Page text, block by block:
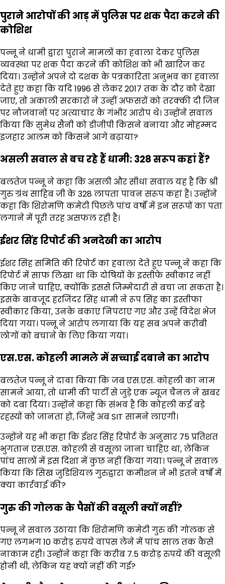
पुराने आरोपों की आड़ में पुलिस पर शक पैदा करने की
कोशिश
पन्नू ने धामी द्वारा पुराने मामलों का हवाला देकर पुलिस
व्यवस्था पर शक पैदा करने की कोशिश को भी खारिज कर
दिया। उन्होंने अपने दो दशक के पत्रकारिता अनुभव का हवाला
देते हुए कहा कि यदि 1996 से लेकर 2017 तक के दौर को देखा
जाए, तो अकाली सरकारों ने उन्हीं अफसरों को तरक्की दी जिन
पर नौजवानों पर अत्याचार के गंभीर आरोप थे। उन्होंने सवाल
किया कि सुमेध सैनी को डीजीपी किसने बनाया और मोहम्मद
इजहार आलम को किसने आगे बढ़ाया?
असली सवाल से बच रहे हैं धामी: 328 सरूप कहां हैं?
बलतेज पन्नू ने कहा कि असली और सीधा सवाल यह है कि श्री
गुरु ग्रंथ साहिब जी के 328 लापता पावन सरूप कहां हैं। उन्होंने
कहा कि शिरोमणि कमेटी पिछले पांच वर्षों में इन सरूपों का पता
लगाने में पूरी तरह असफल रही है।
ईशर सिंह रिपोर्ट की अनदेखी का आरोप
ईशर सिंह समिति की रिपोर्ट का हवाला देते हुए पन्नू ने कहा कि
रिपोर्ट में साफ लिखा था कि दोषियों के इस्तीफे स्वीकार नहीं
किए जाने चाहिए, क्योंकि इससे जिम्मेदारी से बचा जा सकता है।
इसके बावजूद हरजिंदर सिंह धामी ने रूप सिंह का इस्तीफा
स्वीकार किया, उनके बकाए निपटाए गए और उन्हें विदेश भेज
दिया गया। पन्नू ने आरोप लगाया कि यह सब अपने करीबी
लोगों को बचाने के लिए किया गया।
एस.एस. कोहली मामले में सच्चाई दबाने का आरोप
बलतेज पन्नू ने दावा किया कि जब एस.एस. कोहली का नाम
सामने आया, तो धामी की पार्टी से जुड़े एक न्यूज चैनल ने खबर
को दबा दिया। उन्होंने कहा कि संभव है कि कोहली कई बड़े
रहस्यों को जानता हो, जिन्हें अब SIT सामने लाएगी।
उन्होंने यह भी कहा कि ईशर सिंह रिपोर्ट के अनुसार 75 प्रतिशत
भुगतान एस.एस. कोहली से वसूला जाना चाहिए था, लेकिन
पांच सालों में इस दिशा में कुछ नहीं किया गया। पन्नू ने सवाल
किया कि सिख जुडिशियल गुरुद्वारा कमीशन ने भी इतने वर्षों में
क्या कार्रवाई की?
गुरु की गोलक के पैसों की वसूली क्यों नहीं?
पन्नू ने सवाल उठाया कि शिरोमणि कमेटी गुरु की गोलक से
गए लगभग 10 करोड़ रुपये वापस लेने में पांच साल तक कैसे
नाकाम रही। उन्होंने कहा कि करीब 7.5 करोड़ रुपये की वसूली
होनी थी, लेकिन यह क्यों नहीं की गई?